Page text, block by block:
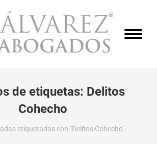
de etiquetas: Delitos
Cohecho
etiquetadas con "Delitos Cohecho".